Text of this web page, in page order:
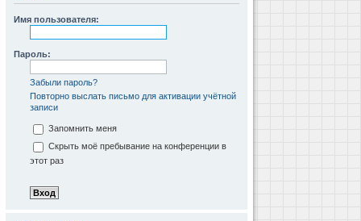
Имя пользователя:
Пароль:
Забыли пароль?
Повторно выслать письмо для активации учётной
записи
Запомнить меня
Скрыть моё пребывание на конференции в
этот раз